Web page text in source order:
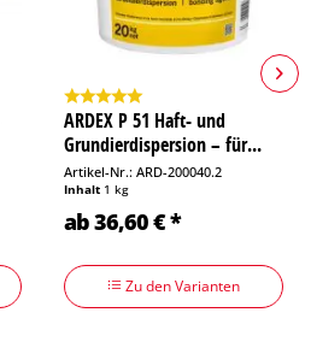
ARDEX P 51 Haft- und
Grundierdispersion – für...
Artikel-Nr.: ARD-200040.2
Inhalt 1 kg
ab 36,60 € *
Zu den Varianten